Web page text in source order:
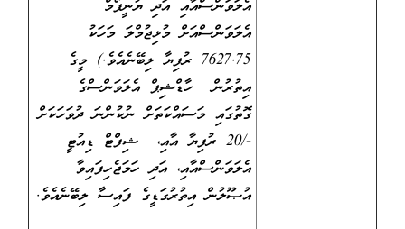
އެލަވަންސްއާއި އަދި ޔުނީފޯމް
އެލަވަންސްއަށް މުޅިޖުމްލަ މަހަކު
7627.75 ރުފިޔާ ލިބޭނެއެވެ.) މީގެ
އިތުރުން ހާޑްޝިޕް އެލަވަންސްގެ
ގޮތުގައި މަސައްކަތަށް ނުކުންނަ ދުވަހަކަށް
-/20 ރުފިޔާ އާއި، ޝިފްޓް ޑިއުޓީ
އެލަވަންސްއާއި، އަދި ހަމަޖެހިފައިވާ
އުޞޫލުން އިތުރުގަޑީގެ ފައިސާ ލިބޭނެއެވެ.